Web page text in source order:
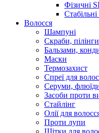
Фізичні
Волосся
Шампуні
Скраби, пілінги
Бальзами,
Маски
Термозахист
Спреї для
Серуми,
Засоби проти
Стайлінг
Олії для
Проти лупи
Щітки для